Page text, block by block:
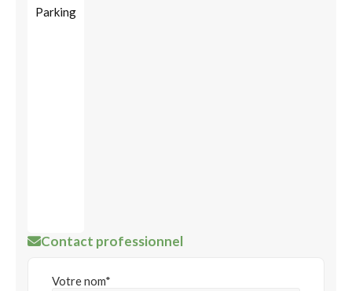
Parking
Contact professionnel
Votre nom*